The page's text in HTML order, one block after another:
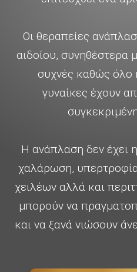
Οι θεραπείες
αιδοίου, συνηθέστερα
συχνές καθώς όλο
γυναίκες έχουν
Η ανάπλαση δεν έχει
χαλάρωση,
χειλέων αλλά και
μπορούν να
και να ξανά νιώσουν